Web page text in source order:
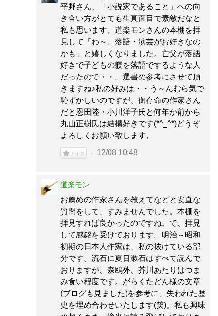
平野さん、「小説家であること」への向
き合い方がとても生真面目で素敵だなと
私も思います。道楽モンさんの本棚を拝
見して「わ～、落語・演芸がお好きなの
かも」と嬉しくなりました。亡父が落語
好きで子どもの躾を落語でするような人
だったので・・。選書の参考にさせて頂
きますね♪私の好みは・・う～んむら気で
恥ずかしいのですが、御存命の作家さん
だと恩田陸・小川洋子氏と何年か前から
丸山正樹氏は結構好きです(*^_^*)どうぞ
よろしくお願い致します。
ナイス 12/08 10:48
道楽モン
お薦めの作家さんを教えてなどと安直な
質問をして、すみませんでした。本棚を
拝見すれば良かったのですね。で、拝見
して感銘を受けております。明治～昭和
初期の日本人作家は、私の抜けている部
分です。流石に夏目漱石はすべて読んで
おりますが、森鴎外、芥川あたりはつま
み食い程度です。がらくたどん様の文章
(ブログも見ました)を参考に、失われた歴
史を埋め合わせいたします(笑)。私も興味